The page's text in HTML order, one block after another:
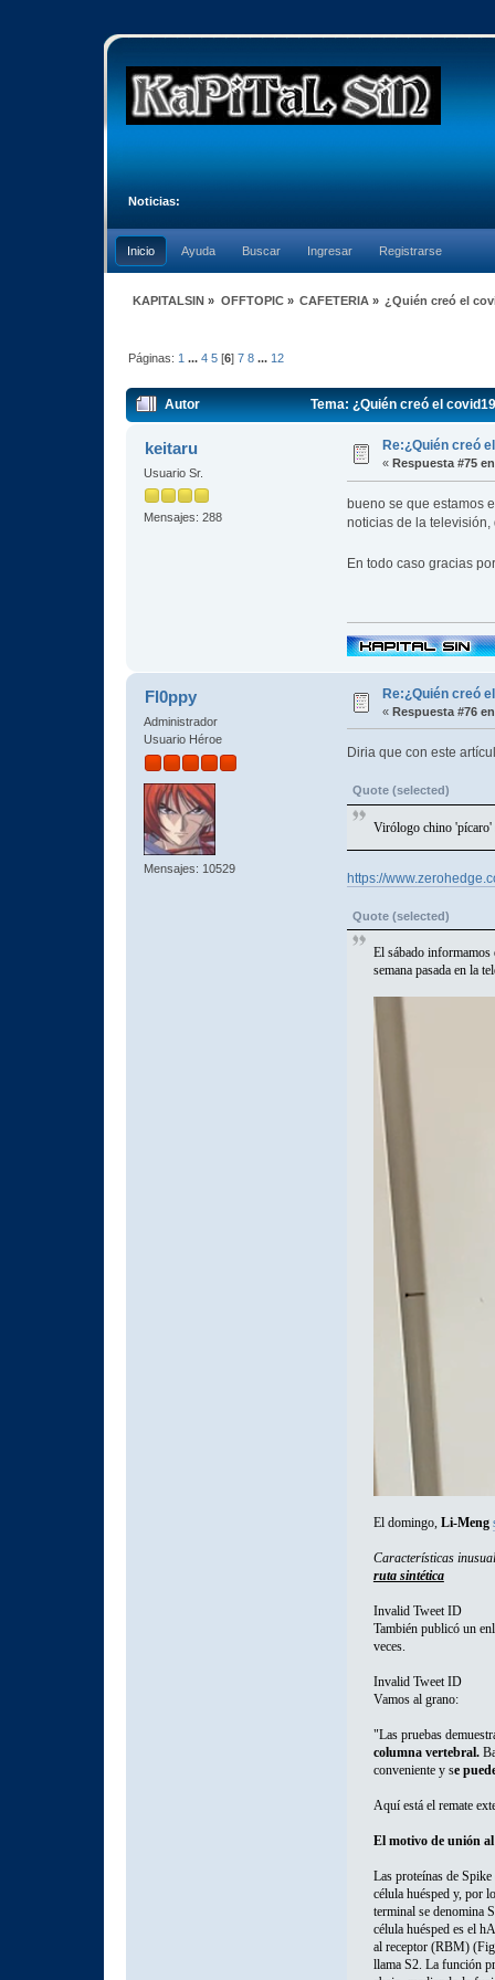
Noticias:
Inicio Ayuda Buscar Ingresar Registrarse
KAPITALSIN » OFFTOPIC» CAFETERIA » ¿Quién creó el
Páginas: 1 ...4 5 [6]7 8 ... 12
Autor Tema: ¿Quién creó el
keitaru
Usuario Sr.
Mensajes: 288
Re:¿Quién creó
«Respuesta #75
bueno se que estamos
noticias de la
En todo caso gracias
Fl0ppy
Administrador
Usuario Héroe
Mensajes: 10529
Re:¿Quién creó
«Respuesta #76
Diria que con este
Quote (selected)
Virólogo chino 'pícaro'
https://
Quote (selected)
El sábado
semana pasada en la
El domingo, Li-Meng
Características
ruta sintética
Invalid Tweet ID
También publicó un
veces.
Invalid Tweet ID
Vamos al grano:
"Las pruebas
columna vertebral.
conveniente y se
Aquí está el remate
El motivo de unión
Las proteínas de
célula huésped y, por
terminal se denomina
célula huésped es el
al receptor (RBM)
llama S2. La función